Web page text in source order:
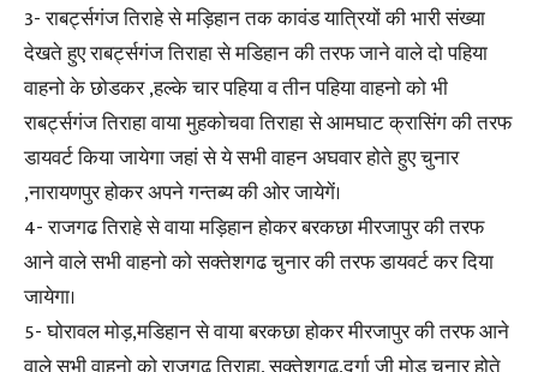
3- राबर्ट्सगंज तिराहे से मड़िहान तक कावंड यात्रियों की भारी संख्या
देखते हुए राबर्ट्सगंज तिराहा से मडिहान की तरफ जाने वाले दो पहिया
वाहनो के छोडकर ,हल्के चार पहिया व तीन पहिया वाहनो को भी
राबर्ट्सगंज तिराहा वाया मुहकोचवा तिराहा से आमघाट क्रासिंग की तरफ
डायवर्ट किया जायेगा जहां से ये सभी वाहन अघवार होते हुए चुनार
,नारायणपुर होकर अपने गन्तब्य की ओर जायेगें।
4- राजगढ तिराहे से वाया मड़िहान होकर बरकछा मीरजापुर की तरफ
आने वाले सभी वाहनो को सक्तेशगढ चुनार की तरफ डायवर्ट कर दिया
जायेगा।
5- घोरावल मोड़,मडिहान से वाया बरकछा होकर मीरजापुर की तरफ आने